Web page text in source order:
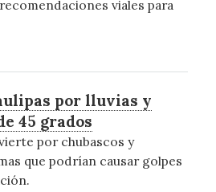
viales para
por lluvias y
45 grados
por chubascos y
que podrían causar golpes